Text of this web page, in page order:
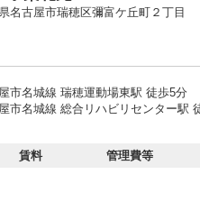
名古屋市瑞穂区彌富ケ丘町２丁目
市名城線 瑞穂運動場東駅 徒歩5分
市名城線 総合リハビリセンター駅
賃料 管理費等